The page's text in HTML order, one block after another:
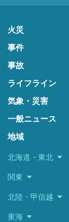
火災
事件
事故
ライフライン
気象・災害
一般ニュース
地域
北海道・東北
関東
北陸・甲信越
東海